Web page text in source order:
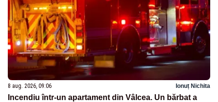
8 aug. 2026, 09:06 Ionuț Nichita
Incendiu într-un apartament din Vâlcea. Un bărbat a